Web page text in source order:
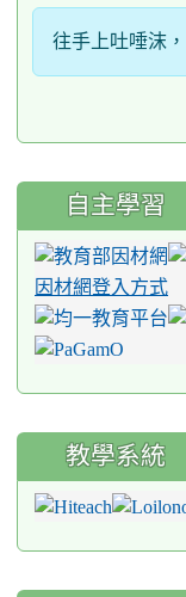
往手上吐唾沫
自主學習
因材網登入方式
教學系統